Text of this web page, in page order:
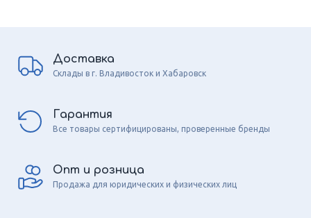
Доставка
Склады в г. Владивосток и Хабаровск
Гарантия
Все товары сертифицированы, проверенные бренды
Опт и розница
Продажа для юридических и физических лиц